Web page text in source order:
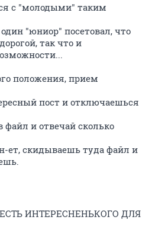
с "молодыми" таким
"юниор" посетовал, что
так что и
положения, прием
пост и отключаешься
файл и отвечай сколько
ет, скидываешь туда файл и
ИНТЕРЕСНЕНЬКОГО ДЛЯ